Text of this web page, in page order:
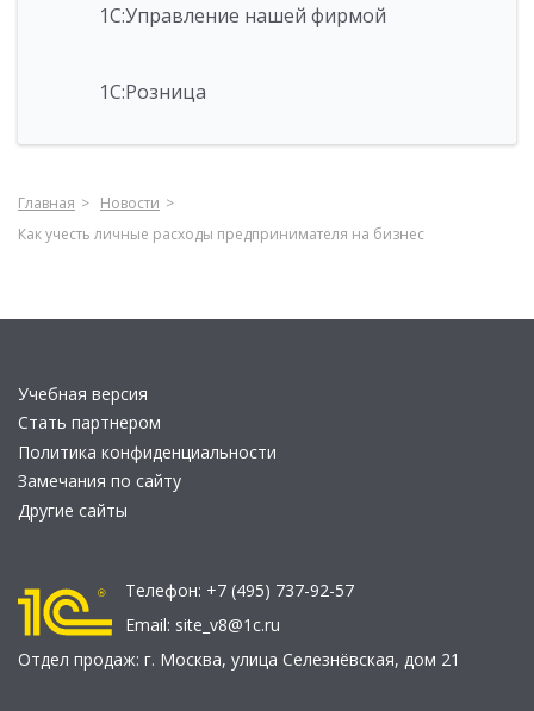
1С:Управление нашей фирмой
1С:Розница
Главная
Новости
Как учесть личные расходы предпринимателя на бизнес
Учебная версия
Стать партнером
Политика конфиденциальности
Замечания по сайту
Другие сайты
Телефон: +7 (495) 737-92-57
Email: site_v8@1c.ru
Отдел продаж: г. Москва, улица Селезнёвская, дом 21